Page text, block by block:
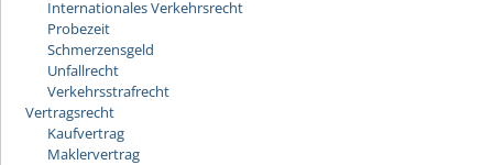
Internationales Verkehrsrecht
Probezeit
Schmerzensgeld
Unfallrecht
Verkehrsstrafrecht
Vertragsrecht
Kaufvertrag
Maklervertrag